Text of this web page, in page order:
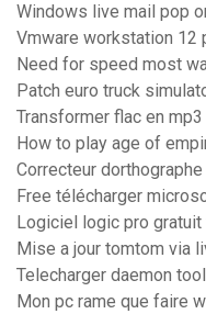
Windows live mail pop
Vmware workstation 12
Need for speed most
Patch euro truck
Transformer flac en
How to play age of
Correcteur
Free télécharger
Logiciel logic pro
Mise a jour tomtom via
Telecharger daemon
Mon pc rame que faire